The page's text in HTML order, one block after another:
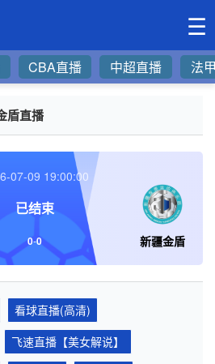
☰
CBA直播 中超直播 法
盾直播
新疆金盾
07-09 19:00:00
已结束
0-0
看球直播(高清)
飞速直播【美女解说】